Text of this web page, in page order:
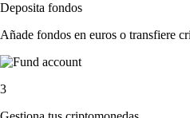
Deposita fondos
Añade fondos en euros o transfiere
3